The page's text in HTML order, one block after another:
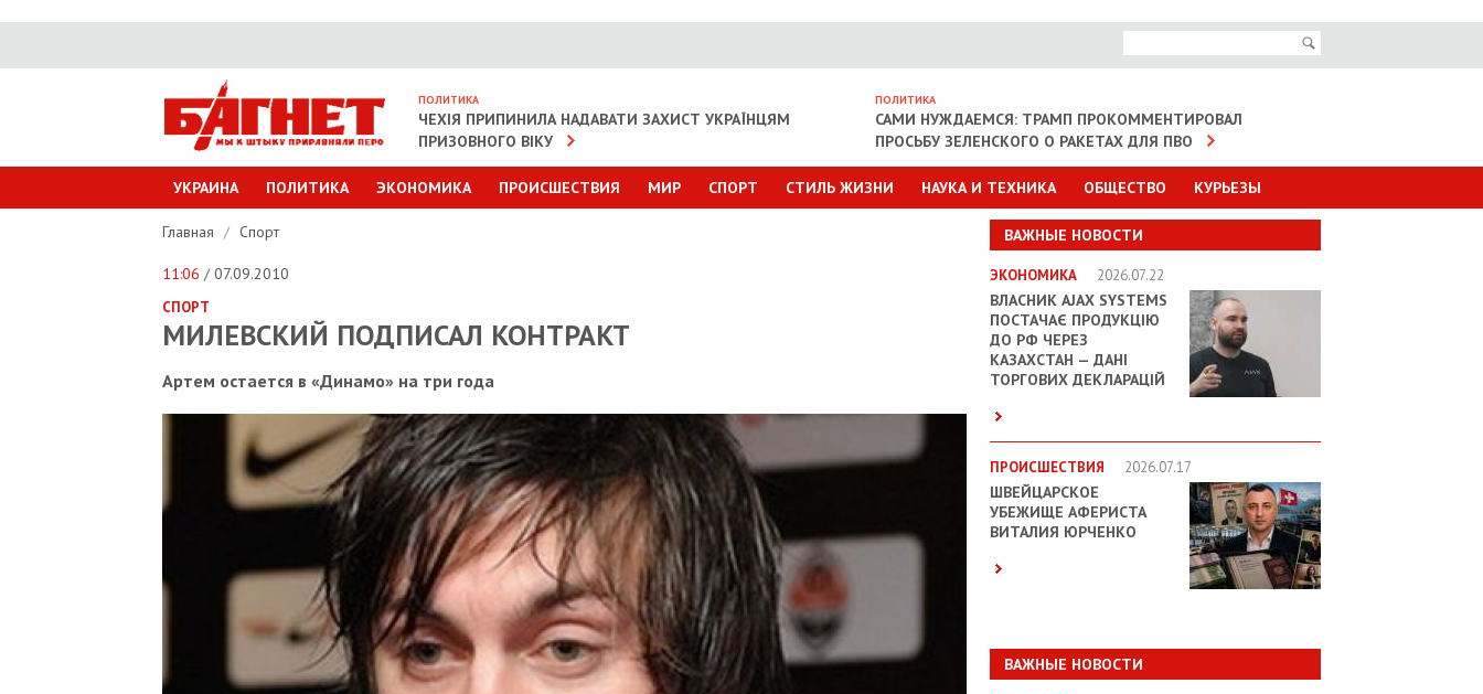
ПОЛИТИКА
ЧЕХІЯ ПРИПИНИЛА НАДАВАТИ ЗАХИСТ УКРАЇНЦЯМ
ПРИЗОВНОГО ВІКУ
ПОЛИТИКА
САМИ НУЖДАЕМСЯ: ТРАМП ПРОКОММЕНТИРОВАЛ
ПРОСЬБУ ЗЕЛЕНСКОГО О РАКЕТАХ ДЛЯ ПВО
УКРАИНА ПОЛИТИКА ЭКОНОМИКА ПРОИСШЕСТВИЯ МИР СПОРТ СТИЛЬ ЖИЗНИ НАУКА И ТЕХНИКА ОБЩЕСТВО КУРЬЕЗЫ
ВАЖНЫЕ НОВОСТИ
ЭКОНОМИКА 2026.07.22
ВЛАСНИК AJAX SYSTEMS
ПОСТАЧАЄ ПРОДУКЦІЮ
ДО РФ ЧЕРЕЗ
КАЗАХСТАН — ДАНІ
ТОРГОВИХ ДЕКЛАРАЦІЙ
ПРОИСШЕСТВИЯ 2026.07.17
ШВЕЙЦАРСКОЕ
УБЕЖИЩЕ АФЕРИСТА
ВИТАЛИЯ ЮРЧЕНКО
ВАЖНЫЕ НОВОСТИ
Главная / Спорт
11:06 / 07.09.2010
СПОРТ
МИЛЕВСКИЙ ПОДПИСАЛ КОНТРАКТ
Артем остается в «Динамо» на три года